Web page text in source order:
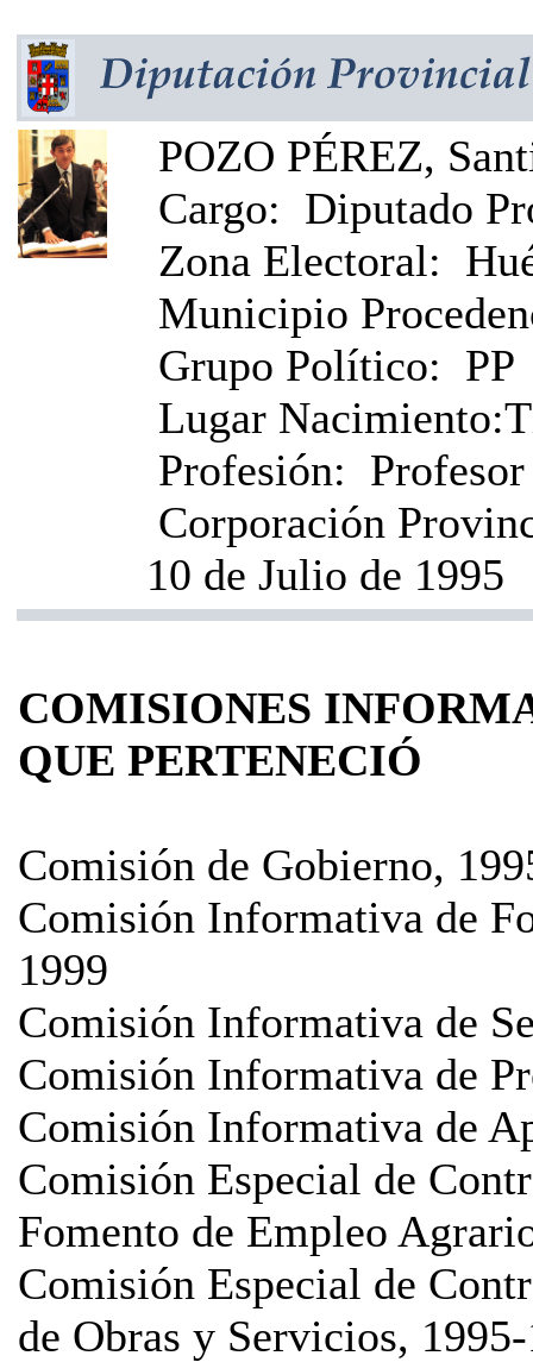
POZO PÉREZ,
Cargo: Diputado
Zona Electoral:
Municipio
Grupo Político: PP
Lugar Nacimiento:
Profesión:
Corporación
10 de Julio de 1995
COMISIONES
QUE PERTENECIÓ
Comisión de Gobierno,
Comisión Informativa de
1999
Comisión Informativa de
Comisión Informativa de
Comisión Informativa de
Comisión Especial de
Fomento de Empleo
Comisión Especial de
de Obras y Servicios,